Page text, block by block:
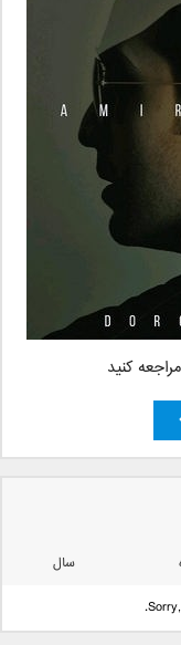
کنید
سال